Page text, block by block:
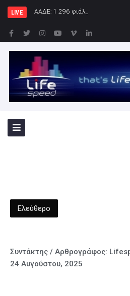
LIVE ΑΑΔΕ: 1.296 φιάλες παράνομου
Ελεύθερο
Συντάκτης / Αρθρογράφος:
24 Αυγούστου, 2025